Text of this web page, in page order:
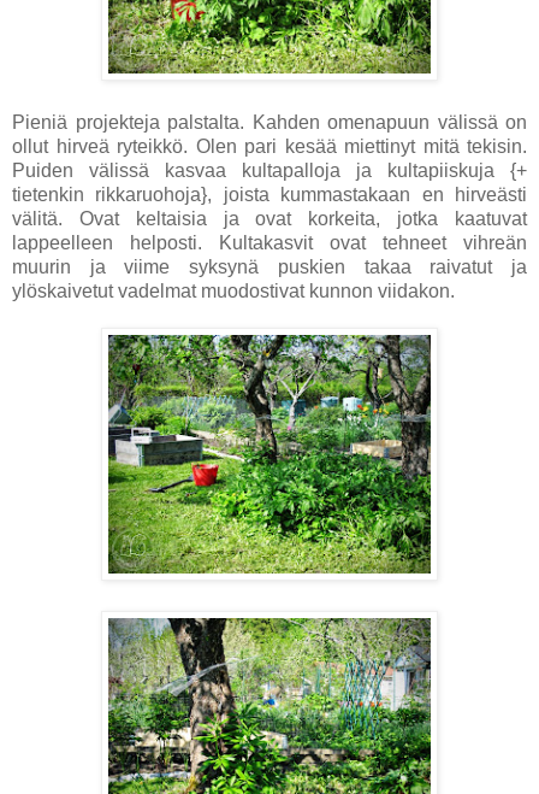
Pieniä projekteja palstalta. Kahden omenapuun välissä on
ollut hirveä ryteikkö. Olen pari kesää miettinyt mitä tekisin.
Puiden välissä kasvaa kultapalloja ja kultapiiskuja {+
tietenkin rikkaruohoja}, joista kummastakaan en hirveästi
välitä. Ovat keltaisia ja ovat korkeita, jotka kaatuvat
lappeelleen helposti. Kultakasvit ovat tehneet vihreän
muurin ja viime syksynä puskien takaa raivatut ja
ylöskaivetut vadelmat muodostivat kunnon viidakon.